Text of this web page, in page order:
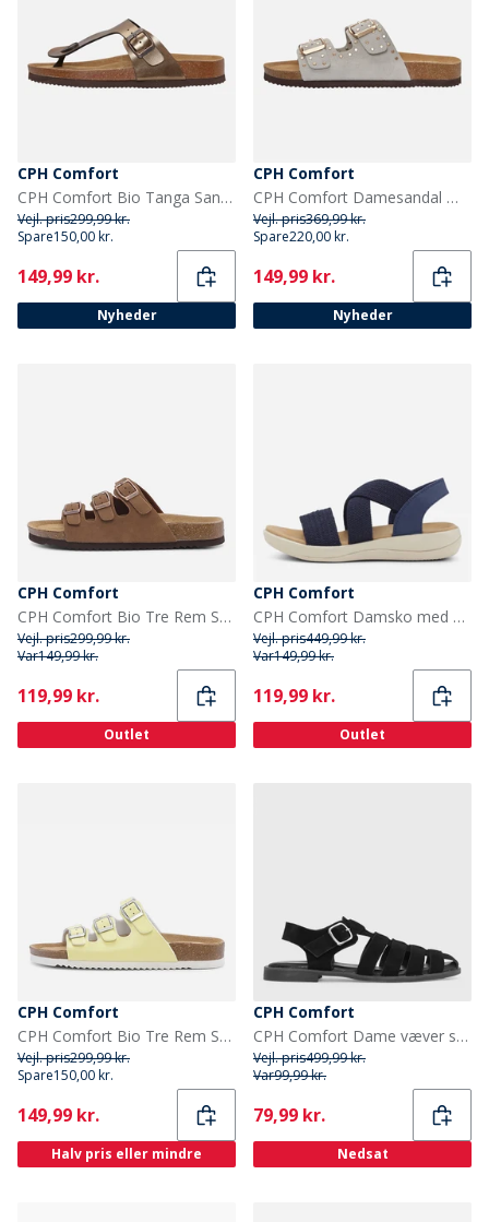
CPH Comfort
CPH Comfort Bio Tanga Sandaler Bronze
Vejl. pris299,99 kr.
Spare150,00 kr.
Current
149,99 kr.
Nyheder
CPH Comfort
CPH Comfort Damesandal med bio nitter Beige
Vejl. pris369,99 kr.
Spare220,00 kr.
Current
149,99 kr.
Nyheder
CPH Comfort
CPH Comfort Bio Tre Rem Sandaler Camel
Vejl. pris299,99 kr.
Var149,99 kr.
Current
119,99 kr.
Outlet
CPH Comfort
CPH Comfort Damsko med bred elastik Navy
Vejl. pris449,99 kr.
Var149,99 kr.
Current
119,99 kr.
Outlet
CPH Comfort
CPH Comfort Bio Tre Rem Sandaler Lemon
Vejl. pris299,99 kr.
Spare150,00 kr.
Current
149,99 kr.
Halv pris eller mindre
CPH Comfort
CPH Comfort Dame væver sandaler Sort
Vejl. pris499,99 kr.
Var99,99 kr.
Current
79,99 kr.
Nedsat